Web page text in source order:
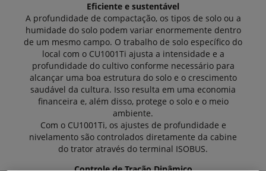
Eficiente e sustentável
A profundidade de compactação, os tipos de solo ou a
humidade do solo podem variar enormemente dentro
de um mesmo campo. O trabalho de solo específico do
local com o CU1001Ti ajusta a intensidade e a
profundidade do cultivo conforme necessário para
alcançar uma boa estrutura do solo e o crescimento
saudável da cultura. Isso resulta em uma economia
financeira e, além disso, protege o solo e o meio
ambiente.
Com o CU1001Ti, os ajustes de profundidade e
nivelamento são controlados diretamente da cabine
do trator através do terminal ISOBUS.